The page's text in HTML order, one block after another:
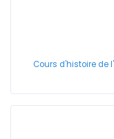
Cours d'histoire de